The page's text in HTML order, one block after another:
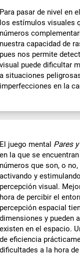
Para pasar de nivel en
los estímulos visuales
números
nuestra capacidad de
pues nos permite
visual puede dificultar
a situaciones
imperfecciones en la
El juego mental Pares
en la que se
números que son, o
activando y
percepción visual.
hora de percibir el
percepción espacial
dimensiones y pueden
existen en el espacio.
de eficiencia
dificultades a la hora